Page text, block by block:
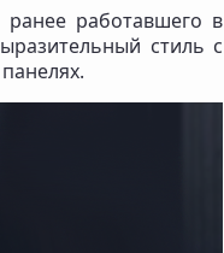
работавшего в
стиль с